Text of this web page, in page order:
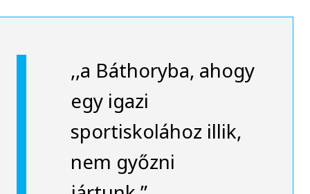
,,a Báthoryba, ahogy
egy igazi
sportiskolához illik,
nem győzni